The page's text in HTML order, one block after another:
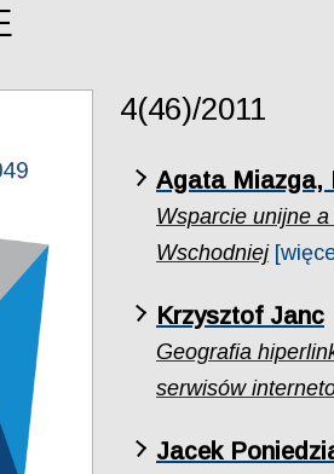
4(46)/2011
Agata Miazga,
Wsparcie unijne
Wschodniej
Krzysztof Janc
Geografia
serwisów
Jacek